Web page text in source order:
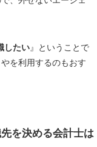
を入手する
したい』ということで
やを利用するのもおす
を決める会計士は